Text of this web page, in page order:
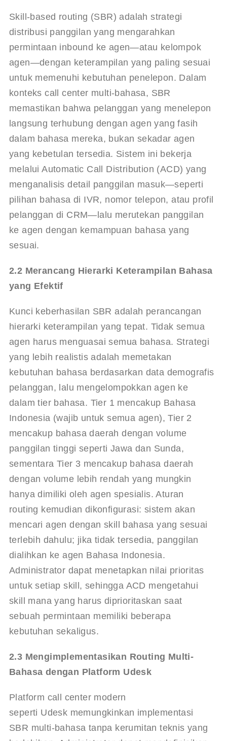
Skill-based routing (SBR) adalah strategi
distribusi panggilan yang mengarahkan
permintaan inbound ke agen—atau kelompok
agen—dengan keterampilan yang paling sesuai
untuk memenuhi kebutuhan penelepon. Dalam
konteks call center multi-bahasa, SBR
memastikan bahwa pelanggan yang menelepon
langsung terhubung dengan agen yang fasih
dalam bahasa mereka, bukan sekadar agen
yang kebetulan tersedia. Sistem ini bekerja
melalui Automatic Call Distribution (ACD) yang
menganalisis detail panggilan masuk—seperti
pilihan bahasa di IVR, nomor telepon, atau profil
pelanggan di CRM—lalu merutekan panggilan
ke agen dengan kemampuan bahasa yang
sesuai.
2.2 Merancang Hierarki Keterampilan Bahasa
yang Efektif
Kunci keberhasilan SBR adalah perancangan
hierarki keterampilan yang tepat. Tidak semua
agen harus menguasai semua bahasa. Strategi
yang lebih realistis adalah memetakan
kebutuhan bahasa berdasarkan data demografis
pelanggan, lalu mengelompokkan agen ke
dalam tier bahasa. Tier 1 mencakup Bahasa
Indonesia (wajib untuk semua agen), Tier 2
mencakup bahasa daerah dengan volume
panggilan tinggi seperti Jawa dan Sunda,
sementara Tier 3 mencakup bahasa daerah
dengan volume lebih rendah yang mungkin
hanya dimiliki oleh agen spesialis. Aturan
routing kemudian dikonfigurasi: sistem akan
mencari agen dengan skill bahasa yang sesuai
terlebih dahulu; jika tidak tersedia, panggilan
dialihkan ke agen Bahasa Indonesia.
Administrator dapat menetapkan nilai prioritas
untuk setiap skill, sehingga ACD mengetahui
skill mana yang harus diprioritaskan saat
sebuah permintaan memiliki beberapa
kebutuhan sekaligus.
2.3 Mengimplementasikan Routing Multi-
Bahasa dengan Platform Udesk
Platform call center modern
seperti Udesk memungkinkan implementasi
SBR multi-bahasa tanpa kerumitan teknis yang